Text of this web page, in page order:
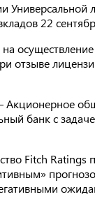
22
отзыве
Акционерное
банк с
Fitch Ratings